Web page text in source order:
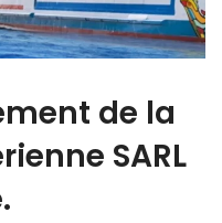
de la
SARL